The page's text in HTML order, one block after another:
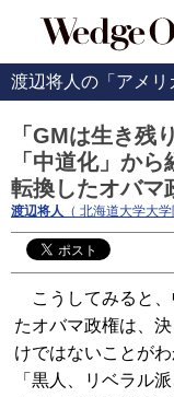
渡辺将人の「アメリ
「GMは生き残
「中道化」か
転換したオバマ
渡辺将人 （ 北海道大学大
こうしてみると、
たオバマ政権は、
けではないことが
「黒人、リベラル